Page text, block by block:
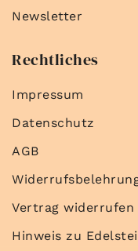
Newsletter
Rechtliches
Impressum
Datenschutz
AGB
Vertrag widerrufen
Hinweis zu